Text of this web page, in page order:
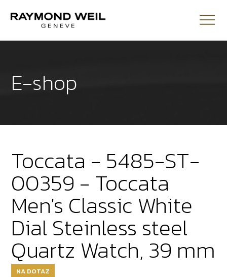
E-shop
Toccata - 5485-ST-
00359 - Toccata
Men's Classic White
Dial Steinless steel
Quartz Watch, 39 mm
NA DOTAZ